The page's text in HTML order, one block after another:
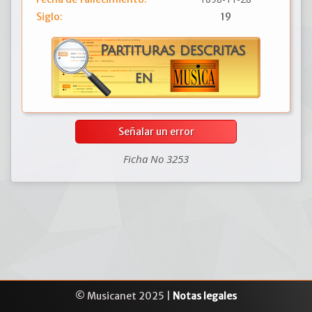
Siglo: 19
Señalar un error
Ficha No 3253
© Musicanet 2025 | Notas legales